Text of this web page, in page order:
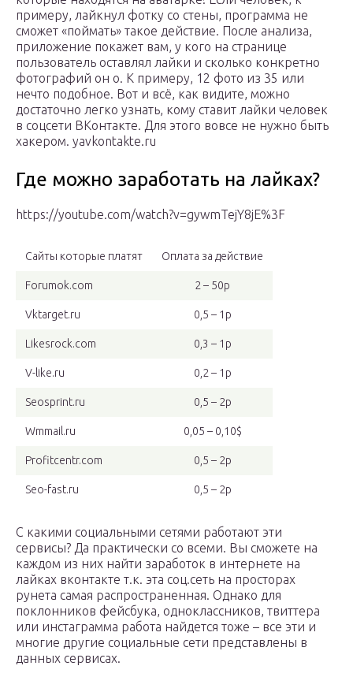
примеру, лайкнул фотку со стены, программа не
сможет «поймать» такое действие. После анализа,
приложение покажет вам, у кого на странице
пользователь оставлял лайки и сколько конкретно
фотографий он о. К примеру, 12 фото из 35 или
нечто подобное. Вот и всё, как видите, можно
достаточно легко узнать, кому ставит лайки человек
в соцсети ВКонтакте. Для этого вовсе не нужно быть
хакером. yavkontakte.ru
Где можно заработать на лайках?
https://youtube.com/watch?v=gywmTejY8jE%3F
Сайты которые платят Оплата за действие
Forumok.com 2 – 50р
Vktarget.ru 0,5 – 1р
Likesrock.com 0,3 – 1р
V-like.ru 0,2 – 1р
Seosprint.ru 0,5 – 2р
Wmmail.ru 0,05 – 0,10$
Profitcentr.com 0,5 – 2р
Seo-fast.ru 0,5 – 2р
С какими социальными сетями работают эти
сервисы? Да практически со всеми. Вы сможете на
каждом из них найти заработок в интернете на
лайках вконтакте т.к. эта соц.сеть на просторах
рунета самая распространенная. Однако для
поклонников фейсбука, одноклассников, твиттера
или инстаграмма работа найдется тоже – все эти и
многие другие социальные сети представлены в
данных сервисах.